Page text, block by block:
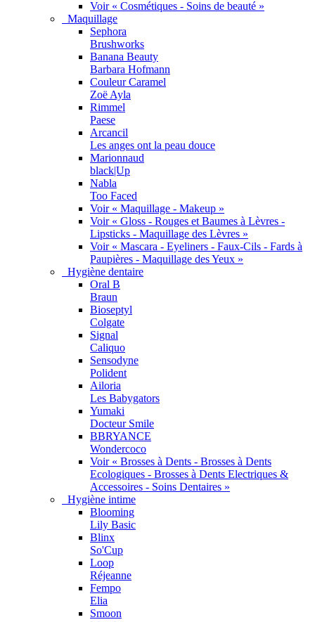
Voir « Cosmétiques - Soins de beauté »
Maquillage
Sephora
Brushworks
Banana Beauty
Barbara Hofmann
Couleur Caramel
Zoë Ayla
Rimmel
Paese
Arcancil
Les anges ont la peau douce
Marionnaud
black|Up
Nabla
Too Faced
Voir « Maquillage - Makeup »
Voir « Gloss - Rouges et Baumes à Lèvres -
Lipsticks - Maquillage des Lèvres »
Voir « Mascara - Eyeliners - Faux-Cils - Fards à
Paupières - Maquillage des Yeux »
Hygiène dentaire
Oral B
Braun
Bioseptyl
Colgate
Signal
Caliquo
Sensodyne
Polident
Ailoria
Les Babygators
Yumaki
Docteur Smile
BBRYANCE
Wondercoco
Voir « Brosses à Dents - Brosses à Dents
Ecologiques - Brosses à Dents Electriques &
Accessoires - Soins Dentaires »
Hygiène intime
Blooming
Lily Basic
Blinx
So'Cup
Loop
Réjeanne
Fempo
Elia
Smoon